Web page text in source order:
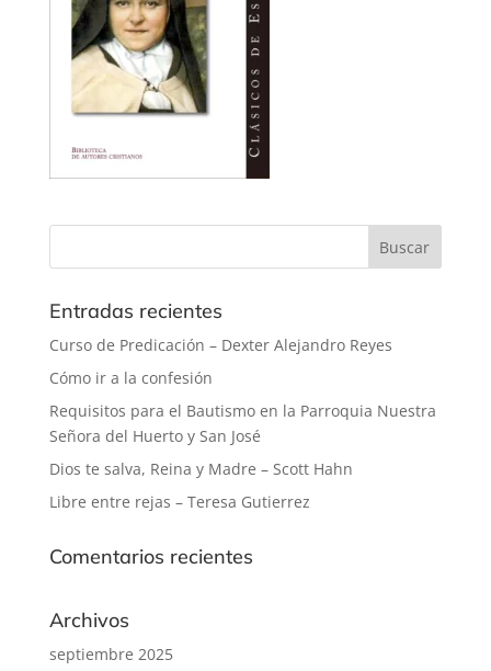
Entradas recientes
Curso de Predicación – Dexter Alejandro Reyes
Cómo ir a la confesión
Requisitos para el Bautismo en la Parroquia Nuestra
Señora del Huerto y San José
Dios te salva, Reina y Madre – Scott Hahn
Libre entre rejas – Teresa Gutierrez
Comentarios recientes
Archivos
septiembre 2025